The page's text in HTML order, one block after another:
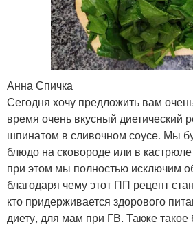
Анна Спичка
Сегодня хочу предложить вам
время очень вкусный диетический
шпинатом в сливочном соусе. Мы
блюдо на сковороде или в
при этом мы полностью исключим
благодаря чему этот ПП рецепт
кто придерживается здорового
диету, для мам при ГВ. Также